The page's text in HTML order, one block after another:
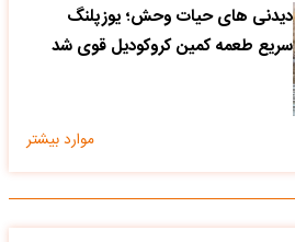
دیدنی های حیات وحش؛ یوزپلنگ
سریع طعمه کمین کروکودیل قوی شد
موارد بیشتر